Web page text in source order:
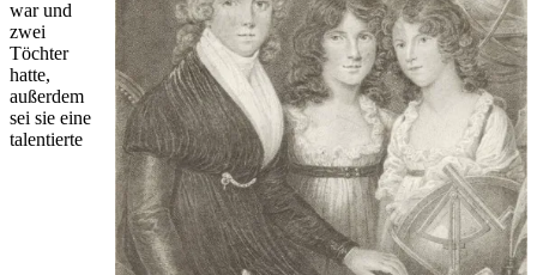
war und
zwei
Töchter
hatte,
außerdem
sei sie eine
talentierte